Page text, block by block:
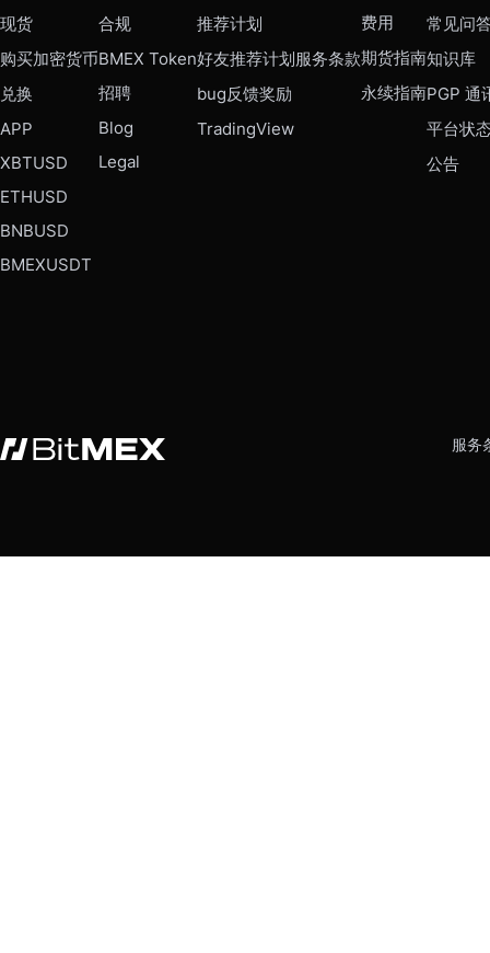
现货
购买加密货币
兑换
APP
XBTUSD
ETHUSD
BNBUSD
BMEXUSDT
合规
BMEX Token
招聘
Blog
Legal
推荐计划
好友推荐计划服务条款
bug反馈奖励
TradingView
费用
期货指南
永续指南
常见问
知识库
PGP 通
平台状
公告
服务